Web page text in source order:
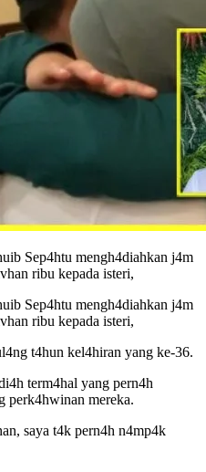
Sep4htu mengh4diahkan j4m
ribu kepada isteri,
Sep4htu mengh4diahkan j4m
ribu kepada isteri,
t4hun kel4hiran yang ke-36.
term4hal yang pern4h
perk4hwinan mereka.
saya t4k pern4h n4mp4k